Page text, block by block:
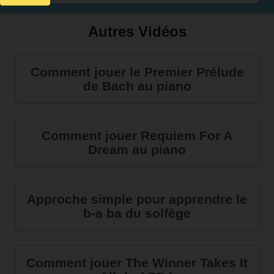
Autres Vidéos
Comment jouer le Premier Prélude
de Bach au piano
Comment jouer Requiem For A
Dream au piano
Approche simple pour apprendre le
b-a ba du solfège
Comment jouer The Winner Takes It